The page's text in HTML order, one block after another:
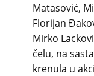
Matasović,
Florijan
Mirko
čelu, na
krenula u